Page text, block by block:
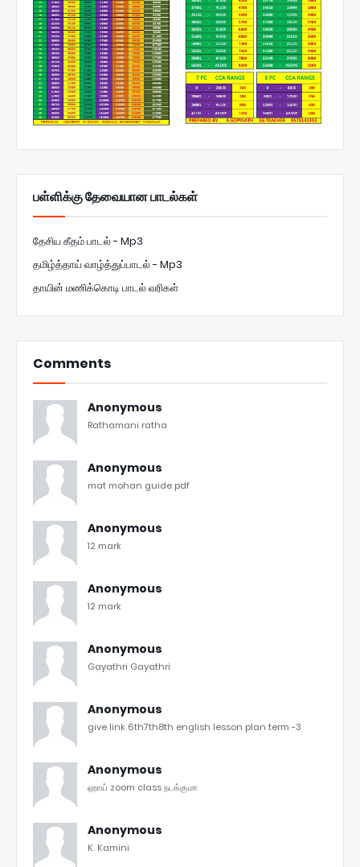
பள்ளிக்கு தேவையான பாடல்கள்
தேசிய கீதம் பாடல் - Mp3
தமிழ்த்தாய் வாழ்த்துப்பாடல் - Mp3
தாயின் மணிக்கொடி பாடல் வரிகள்
Comments
Anonymous
Rathamani ratha
Anonymous
mat mohan guide pdf
Anonymous
12 mark
Anonymous
12 mark
Anonymous
Gayathri Gayathri
Anonymous
give link 6th7th8th english lesson plan term -3
Anonymous
ஹாய் zoom class நடக்குமா
Anonymous
K. Kamini